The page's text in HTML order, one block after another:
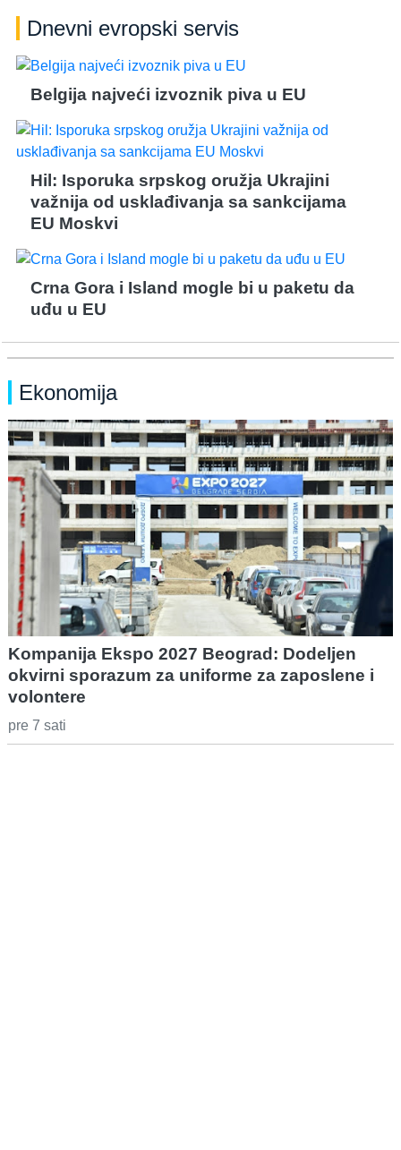
Dnevni evropski servis
Belgija najveći izvoznik piva u EU
Hil: Isporuka srpskog oružja Ukrajini
važnija od usklađivanja sa sankcijama
EU Moskvi
Crna Gora i Island mogle bi u paketu da
uđu u EU
Ekonomija
Kompanija Ekspo 2027 Beograd: Dodeljen
okvirni sporazum za uniforme za zaposlene i
volontere
pre 7 sati